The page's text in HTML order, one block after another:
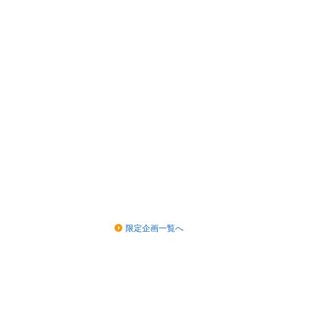
限定企画一覧へ